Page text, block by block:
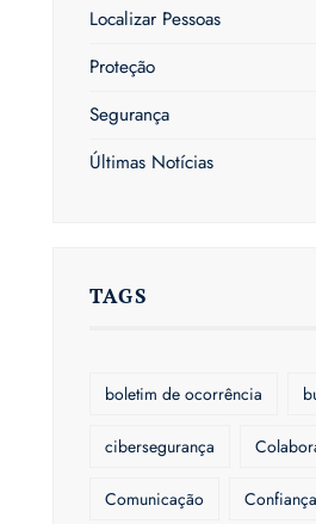
Localizar Pessoas
Proteção
Segurança
Últimas Notícias
TAGS
boletim de ocorrência
cibersegurança
Comunicação Confiança